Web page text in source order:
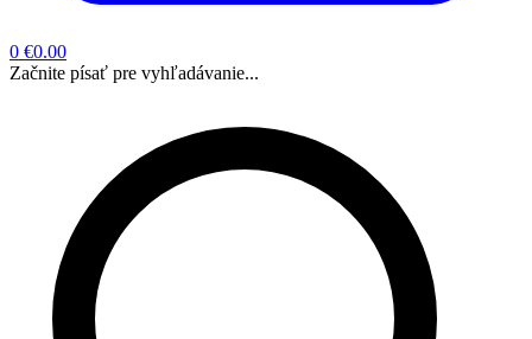
0 €0.00
Začnite písať pre vyhľadávanie...